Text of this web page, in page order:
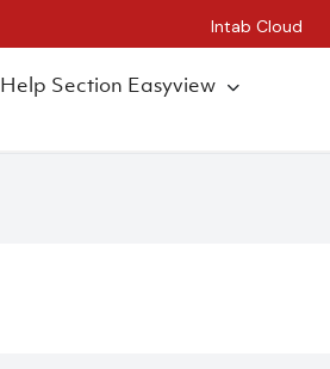
Intab Cloud
Help Section Easyview